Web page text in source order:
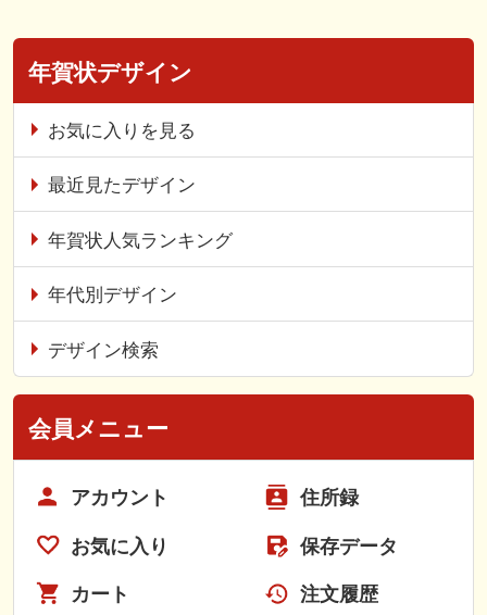
年賀状デザイン
お気に入りを見る
最近見たデザイン
年賀状人気ランキング
年代別デザイン
デザイン検索
会員メニュー
アカウント 住所録
お気に入り 保存データ
カート 注文履歴